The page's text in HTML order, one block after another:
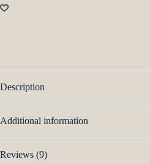
Description
Additional information
Reviews (9)